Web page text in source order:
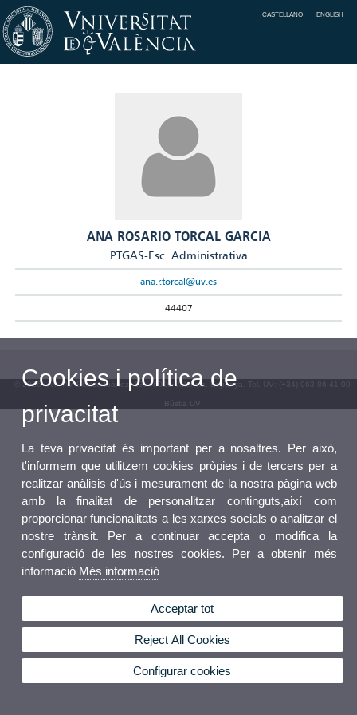
CASTELLANO ENGLISH
ANA ROSARIO TORCAL GARCIA
PTGAS-Esc. Administrativa
ana.r.torcal@uv.es
44407
© 2026 UV. - Av. Blasco Ibáñez, 13. 46010 València. Espanya. Tel. UV: (+34) 963 86 41 00
Bústia UV
Cookies i política de
privacitat
La teva privacitat és important per a nosaltres. Per això,
t'informem que utilitzem cookies pròpies i de tercers per a
realitzar anàlisis d'ús i mesurament de la nostra pàgina web
amb la finalitat de personalitzar continguts,així com
proporcionar funcionalitats a les xarxes socials o analitzar el
nostre trànsit. Per a continuar accepta o modifica la
configuració de les nostres cookies. Per a obtenir més
informació Més informació
Acceptar tot
Reject All Cookies
Configurar cookies